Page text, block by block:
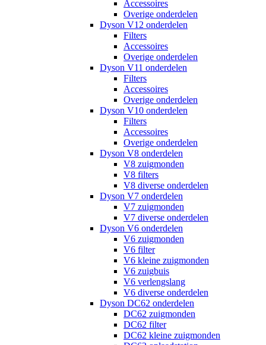
Accessoires
Overige onderdelen
Dyson V12 onderdelen
Filters
Accessoires
Overige onderdelen
Dyson V11 onderdelen
Filters
Accessoires
Overige onderdelen
Dyson V10 onderdelen
Filters
Accessoires
Overige onderdelen
Dyson V8 onderdelen
V8 zuigmonden
V8 filters
V8 diverse onderdelen
Dyson V7 onderdelen
V7 zuigmonden
V7 diverse onderdelen
Dyson V6 onderdelen
V6 zuigmonden
V6 filter
V6 kleine zuigmonden
V6 zuigbuis
V6 verlengslang
V6 diverse onderdelen
Dyson DC62 onderdelen
DC62 zuigmonden
DC62 filter
DC62 kleine zuigmonden